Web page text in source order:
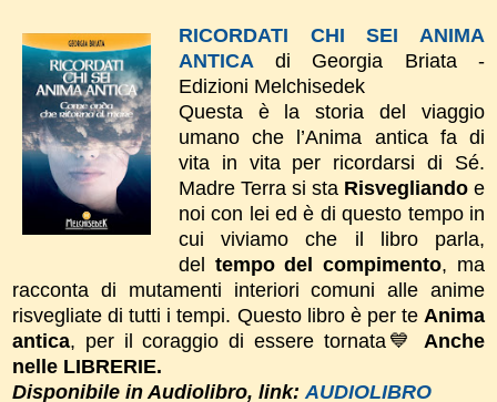
RICORDATI CHI SEI ANIMA
ANTICA
di Georgia Briata -
Edizioni Melchisedek
Questa è la storia del viaggio
umano che l’Anima antica fa di
vita in vita per ricordarsi di Sé.
Madre Terra si sta Risvegliandoe
noi con lei ed è di questo tempo in
cui viviamo che il libro parla,
del tempo del compimento, ma
racconta di mutamenti interiori comuni alle anime
risvegliate di tutti i tempi. Questo libro è per te Anima
antica, per il coraggio di essere tornata💙 Anche
nelle LIBRERIE.
Disponibile in Audiolibro, link: AUDIOLIBRO